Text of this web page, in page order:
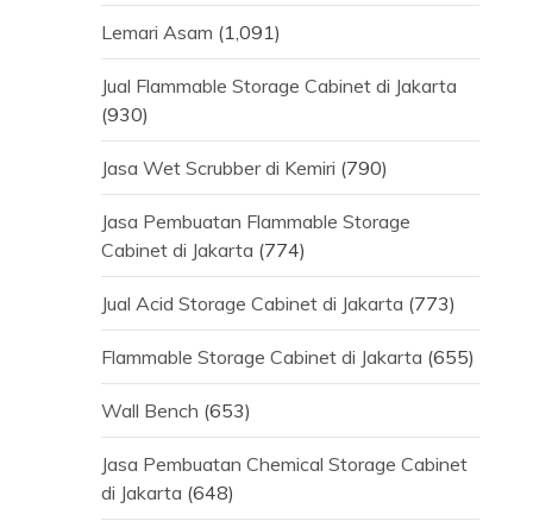
Lemari Asam (1,091)
Jual Flammable Storage Cabinet di Jakarta
(930)
Jasa Wet Scrubber di Kemiri (790)
Jasa Pembuatan Flammable Storage
Cabinet di Jakarta (774)
Jual Acid Storage Cabinet di Jakarta (773)
Flammable Storage Cabinet di Jakarta (655)
Wall Bench (653)
Jasa Pembuatan Chemical Storage Cabinet
di Jakarta (648)